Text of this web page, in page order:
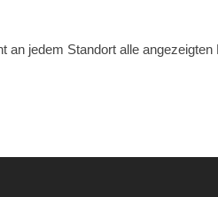
an jedem Standort alle